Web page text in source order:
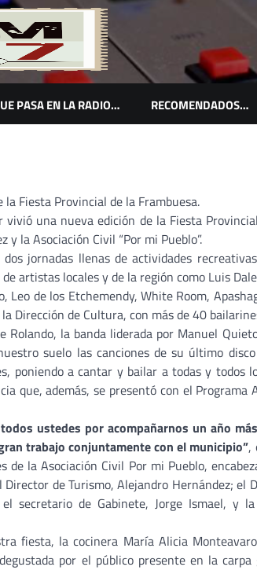
PASA EN LA RADIO… RECOMENDADOS…
Fiesta Provincial de la Frambuesa.
una nueva edición de la Fiesta
la Asociación Civil “Por mi Pueblo”.
jornadas llenas de actividades
artistas locales y de la región como Luis
Leo de los Etchemendy, White Room,
Dirección de Cultura, con más de 40
Rolando, la banda liderada por Manuel
suelo las canciones de su último
poniendo a cantar y bailar a todas y todos
que, además, se presentó con el Programa
ustedes por acompañarnos un año
trabajo conjuntamente con el municipio”,
de la Asociación Civil Por mi Pueblo,
de Turismo, Alejandro Hernández; el
secretario de Gabinete, Jorge Ismael, y
fiesta, la cocinera María Alicia
por el público presente en la